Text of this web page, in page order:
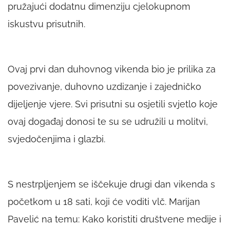
pružajući dodatnu dimenziju cjelokupnom
iskustvu prisutnih.
Ovaj prvi dan duhovnog vikenda bio je prilika za
povezivanje, duhovno uzdizanje i zajedničko
dijeljenje vjere. Svi prisutni su osjetili svjetlo koje
ovaj događaj donosi te su se udružili u molitvi,
svjedočenjima i glazbi.
S nestrpljenjem se iščekuje drugi dan vikenda s
početkom u 18 sati, koji će voditi vlč. Marijan
Pavelić na temu: Kako koristiti društvene medije i